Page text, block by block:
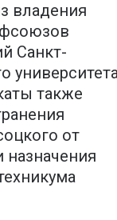
владения
Санкт-
также
от